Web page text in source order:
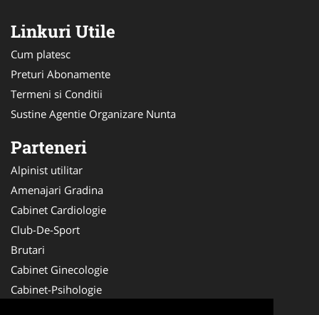
Linkuri Utile
Cum platesc
Preturi Abonamente
Termeni si Conditii
Sustine Agentie Organizare Nunta
Parteneri
Alpinist utilitar
Amenajari Gradina
Cabinet Cardiologie
Club-De-Sport
Brutari
Cabinet Ginecologie
Cabinet-Psihologie